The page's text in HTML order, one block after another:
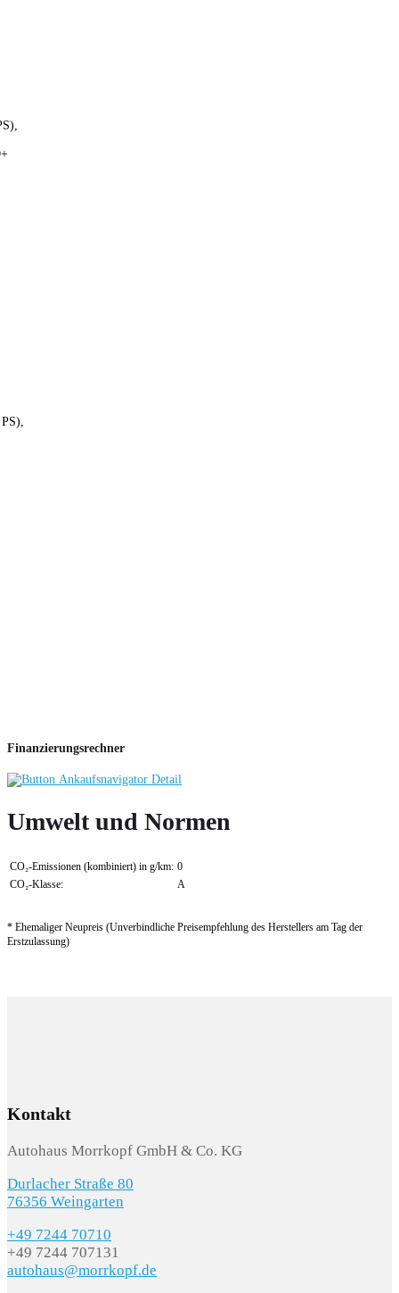
Finanzierungsrechner
Umwelt und Normen
CO₂-Emissionen (kombiniert) in g/km: 0
CO₂-Klasse:
A
* Ehemaliger Neupreis (Unverbindliche Preisempfehlung des Herstellers am Tag der
Erstzulassung)
Kontakt
Autohaus Morrkopf GmbH & Co. KG
Durlacher Straße 80
76356 Weingarten
+49 7244 70710
+49 7244 707131
autohaus@morrkopf.de